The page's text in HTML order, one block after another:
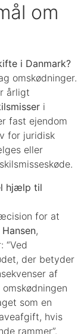
om
i Danmark?
omskødninger.
årligt
i
fast ejendom
for juridisk
eller
hjælp til
for at
,
“Ved
der betyder
af
som en
hvis
rammer”.